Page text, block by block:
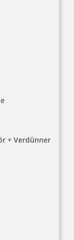
+ Verdünner
you win or you